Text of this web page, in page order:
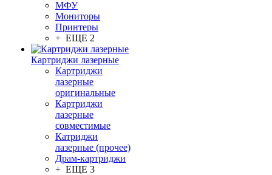
МФУ
Мониторы
Принтеры
+ ЕЩЕ 2
Картриджи лазерные
Картриджи
лазерные
оригинальные
Картриджи
лазерные
совместимые
Катриджи
лазерные (прочее)
Драм-картриджи
+ ЕЩЕ 3